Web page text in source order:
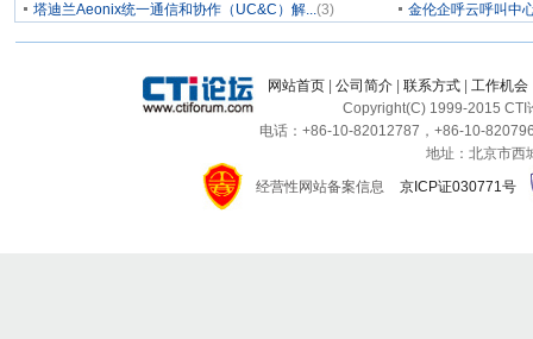
塔迪兰Aeonix统一通信和协作（UC&C）解...(3) 金伦企呼云呼叫中
网站首页 公司简介 联系方式 工作机会
Copyright(C) 1999-2015 CTI
电话：+86-10-82012787，+86-10-
地址：北京市西
经营性网站备案信息
京ICP证030771号